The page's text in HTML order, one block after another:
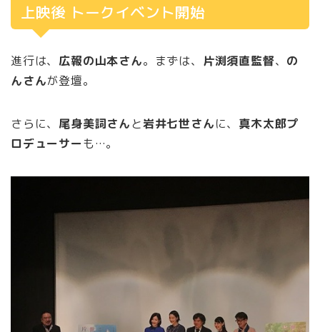
上映後 トークイベント開始
進行は、 広報の山本さん。まずは、 片渕須直監督、 の
んさんが登壇。
さらに、 尾身美詞さんと岩井七世さんに、 真木太郎プ
ロデューサーも…。